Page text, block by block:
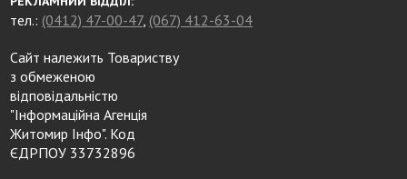
тел.: (0412) 47-00-47, (067) 412-63-04
Сайт належить Товариству
з обмеженою
відповідальністю
"Інформаційна Агенція
Житомир Інфо". Код
ЄДРПОУ 33732896